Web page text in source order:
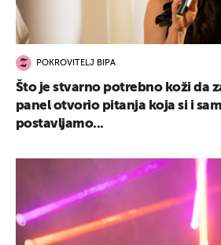
POKROVITELJ BIPA
Što je stvarno potrebno koži da
panel otvorio pitanja koja si i
postavljamo...